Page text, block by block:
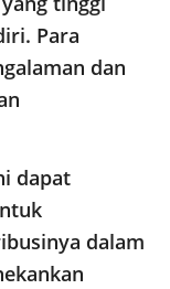
Para
dan
dapat
dalam